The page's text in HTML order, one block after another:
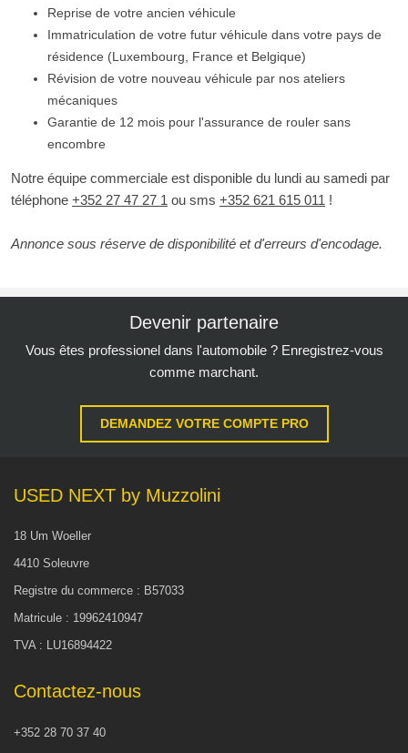
Reprise de votre ancien véhicule
Immatriculation de votre futur véhicule dans votre pays de
résidence (Luxembourg, France et Belgique)
Révision de votre nouveau véhicule par nos ateliers
mécaniques
Garantie de 12 mois pour l'assurance de rouler sans
encombre
Notre équipe commerciale est disponible du lundi au samedi par
téléphone +352 27 47 27 1 ou sms +352 621 615 011 !
Annonce sous réserve de disponibilité et d'erreurs d'encodage.
Devenir partenaire
Vous êtes professionel dans l'automobile ? Enregistrez-vous
comme marchant.
DEMANDEZ VOTRE COMPTE PRO
USED NEXT by Muzzolini
18 Um Woeller
4410 Soleuvre
Registre du commerce : B57033
Matricule : 19962410947
TVA : LU16894422
Contactez-nous
+352 28 70 37 40